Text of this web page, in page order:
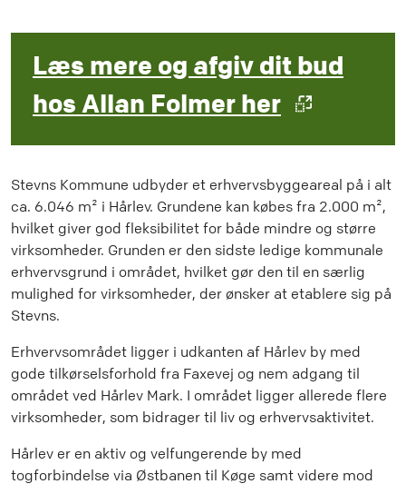
Læs mere og afgiv dit bud
hos Allan Folmer her
Stevns Kommune udbyder et erhvervsbyggeareal på i alt
ca. 6.046 m² i Hårlev. Grundene kan købes fra 2.000 m²,
hvilket giver god fleksibilitet for både mindre og større
virksomheder. Grunden er den sidste ledige kommunale
erhvervsgrund i området, hvilket gør den til en særlig
mulighed for virksomheder, der ønsker at etablere sig på
Stevns.
Erhvervsområdet ligger i udkanten af Hårlev by med
gode tilkørselsforhold fra Faxevej og nem adgang til
området ved Hårlev Mark. I området ligger allerede flere
virksomheder, som bidrager til liv og erhvervsaktivitet.
Hårlev er en aktiv og velfungerende by med
togforbindelse via Østbanen til Køge samt videre mod